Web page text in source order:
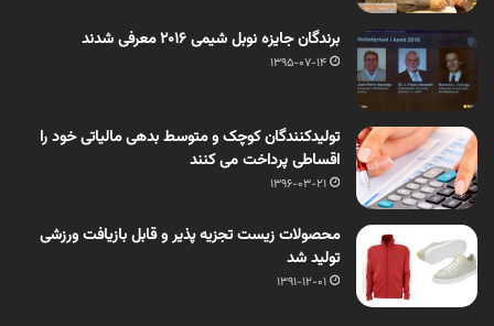
برندگان جایزه نوبل شیمی 2016 معرفی شدند
1395-07-14
تولیدکنندگان کوچک و متوسط بدهی مالیاتی خود را
اقساطی پرداخت می کنند
1396-03-21
محصولات زیست تجزیه پذیر و قابل بازیافت ورزشی
تولید شد
1391-12-01